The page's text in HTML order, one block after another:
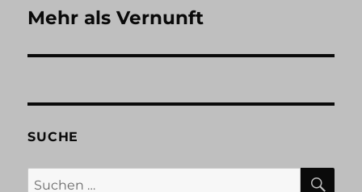
Nächster
Mehr als Vernunft
SUCHE
Suchen